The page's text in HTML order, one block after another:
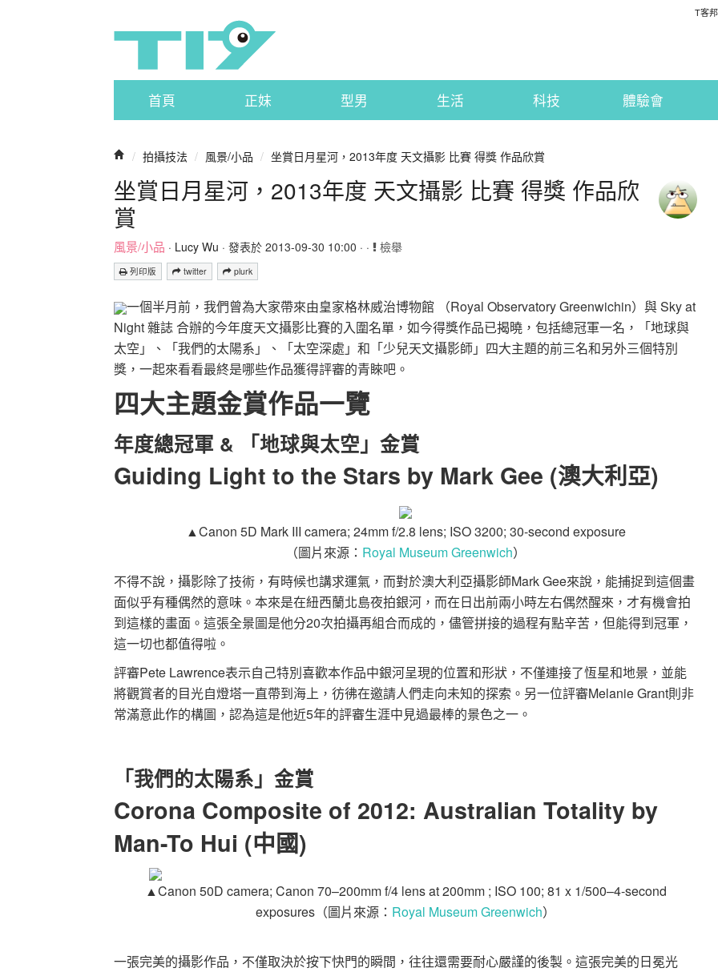
T客邦
首頁 正妹 型男 生活 科技 體驗會
/ 拍攝技法 / 風景/小品 / 坐賞日月星河，2013年度 天文攝影 比賽 得獎 作品欣賞
坐賞日月星河，2013年度 天文攝影 比賽 得獎 作品欣
賞
風景/小品 · Lucy Wu · 發表於 2013-09-30 10:00 · · 檢舉
列印版 twitter plurk
一個半月前，我們曾為大家帶來由皇家格林威治博物館 （Royal Observatory Greenwichin）與 Sky at
Night 雜誌 合辦的今年度天文攝影比賽的入圍名單，如今得獎作品已揭曉，包括總冠軍一名，「地球與
太空」、「我們的太陽系」、「太空深處」和「少兒天文攝影師」四大主題的前三名和另外三個特別
獎，一起來看看最終是哪些作品獲得評審的青睞吧。
四大主題金賞作品一覽
年度總冠軍 & 「地球與太空」金賞
Guiding Light to the Stars by Mark Gee (澳大利亞)
▲Canon 5D Mark III camera; 24mm f/2.8 lens; ISO 3200; 30-second exposure
（圖片來源： Royal Museum Greenwich）
不得不說，攝影除了技術，有時候也講求運氣，而對於澳大利亞攝影師Mark Gee來說，能捕捉到這個畫
面似乎有種偶然的意味。本來是在紐西蘭北島夜拍銀河，而在日出前兩小時左右偶然醒來，才有機會拍
到這樣的畫面。這張全景圖是他分20次拍攝再組合而成的，儘管拼接的過程有點辛苦，但能得到冠軍，
這一切也都值得啦。
評審Pete Lawrence表示自己特別喜歡本作品中銀河呈現的位置和形狀，不僅連接了恆星和地景，並能
將觀賞者的目光自燈塔一直帶到海上，彷彿在邀請人們走向未知的探索。另一位評審Melanie Grant則非
常滿意此作的構圖，認為這是他近5年的評審生涯中見過最棒的景色之一。
「我們的太陽系」金賞
Corona Composite of 2012: Australian Totality by
Man-To Hui (中國)
▲Canon 50D camera; Canon 70–200mm f/4 lens at 200mm ; ISO 100; 81 x 1/500–4-second
exposures （圖片來源： Royal Museum Greenwich）
一張完美的攝影作品，不僅取決於按下快門的瞬間，往往還需要耐心嚴謹的後製。這張完美的日冕光